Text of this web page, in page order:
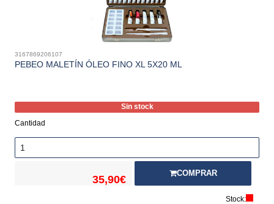
3167869206107
PEBEO MALETÍN ÓLEO FINO XL 5X20 ML
Sin stock
Cantidad
35,90€
COMPRAR
Stock: